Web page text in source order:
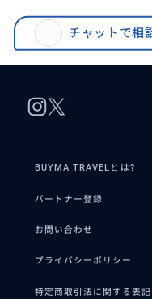
ン上げ&九份散策(行先
可)
チャットで相
高級ホテルに泊まろう！【ち
柳地質公園&
BUYMA TRAVELとは?
パートナー登録
お問い合わせ
プライバシーポリシー
特定商取引法に関する表記